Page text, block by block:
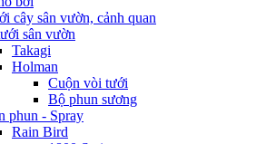
cây sân vườn, cảnh quan
sân vườn
Takagi
Holman
Cuộn vòi tưới
Bộ phun sương
phun - Spray
Rain Bird